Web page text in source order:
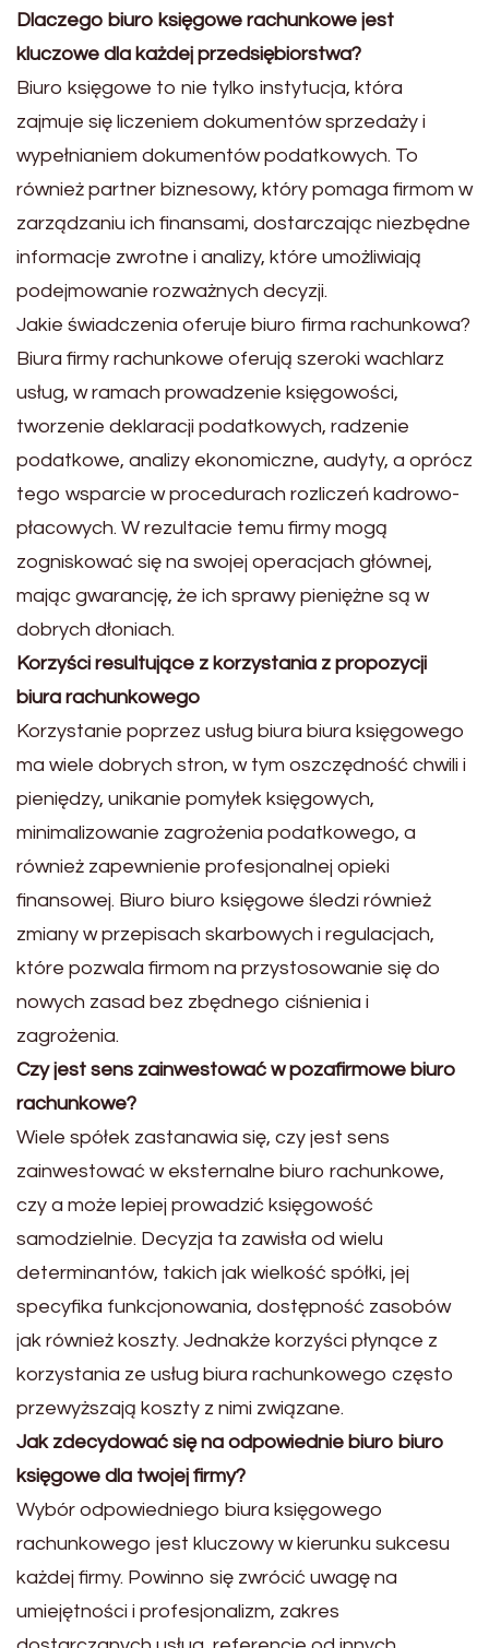
Dlaczego biuro księgowe rachunkowe jest
kluczowe dla każdej przedsiębiorstwa?
Biuro księgowe to nie tylko instytucja, która
zajmuje się liczeniem dokumentów sprzedaży i
wypełnianiem dokumentów podatkowych. To
również partner biznesowy, który pomaga firmom w
zarządzaniu ich finansami, dostarczając niezbędne
informacje zwrotne i analizy, które umożliwiają
podejmowanie rozważnych decyzji.
Jakie świadczenia oferuje biuro firma rachunkowa?
Biura firmy rachunkowe oferują szeroki wachlarz
usług, w ramach prowadzenie księgowości,
tworzenie deklaracji podatkowych, radzenie
podatkowe, analizy ekonomiczne, audyty, a oprócz
tego wsparcie w procedurach rozliczeń kadrowo-
płacowych. W rezultacie temu firmy mogą
zogniskować się na swojej operacjach głównej,
mając gwarancję, że ich sprawy pieniężne są w
dobrych dłoniach.
Korzyści resultujące z korzystania z propozycji
biura rachunkowego
Korzystanie poprzez usług biura biura księgowego
ma wiele dobrych stron, w tym oszczędność chwili i
pieniędzy, unikanie pomyłek księgowych,
minimalizowanie zagrożenia podatkowego, a
również zapewnienie profesjonalnej opieki
finansowej. Biuro biuro księgowe śledzi również
zmiany w przepisach skarbowych i regulacjach,
które pozwala firmom na przystosowanie się do
nowych zasad bez zbędnego ciśnienia i
zagrożenia.
Czy jest sens zainwestować w pozafirmowe biuro
rachunkowe?
Wiele spółek zastanawia się, czy jest sens
zainwestować w eksternalne biuro rachunkowe,
czy a może lepiej prowadzić księgowość
samodzielnie. Decyzja ta zawisła od wielu
determinantów, takich jak wielkość spółki, jej
specyfika funkcjonowania, dostępność zasobów
jak również koszty. Jednakże korzyści płynące z
korzystania ze usług biura rachunkowego często
przewyższają koszty z nimi związane.
Jak zdecydować się na odpowiednie biuro biuro
księgowe dla twojej firmy?
Wybór odpowiedniego biura księgowego
rachunkowego jest kluczowy w kierunku sukcesu
każdej firmy. Powinno się zwrócić uwagę na
umiejętności i profesjonalizm, zakres